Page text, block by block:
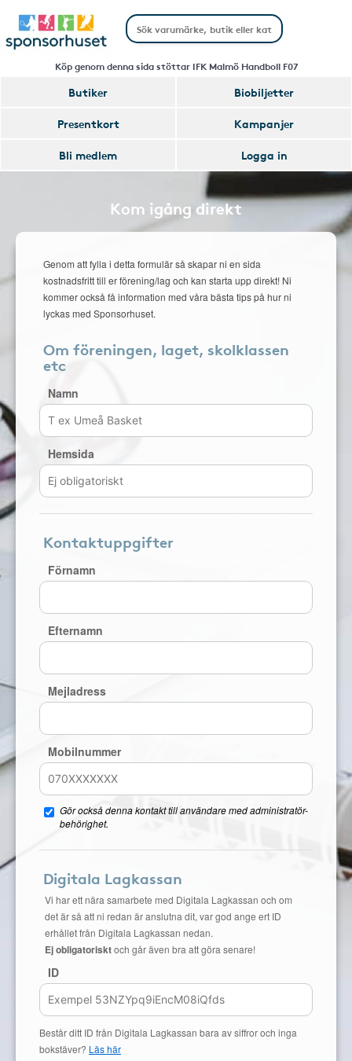
Köp genom denna sida stöttar IFK Malmö Handboll F07
Butiker
Biobiljetter
Presentkort
Kampanjer
Bli medlem
Logga in
Kom igång direkt
Genom att fylla i detta formulär så skapar ni en sida
kostnadsfritt till er förening/lag och kan starta upp direkt! Ni
kommer också få information med våra bästa tips på hur ni
lyckas med Sponsorhuset.
Om föreningen, laget, skolklassen
etc
Namn
Hemsida
Kontaktuppgifter
Förnamn
Efternamn
Mejladress
Mobilnummer
Gör också denna kontakt till användare med administratör-
behörighet.
Digitala Lagkassan
Vi har ett nära samarbete med Digitala Lagkassan och om
det är så att ni redan är anslutna dit, var god ange ert ID
erhållet från Digitala Lagkassan nedan.
Ej obligatorisktoch går även bra att göra senare!
ID
Består ditt ID från Digitala Lagkassan bara av siffror och inga
bokstäver? Läs här